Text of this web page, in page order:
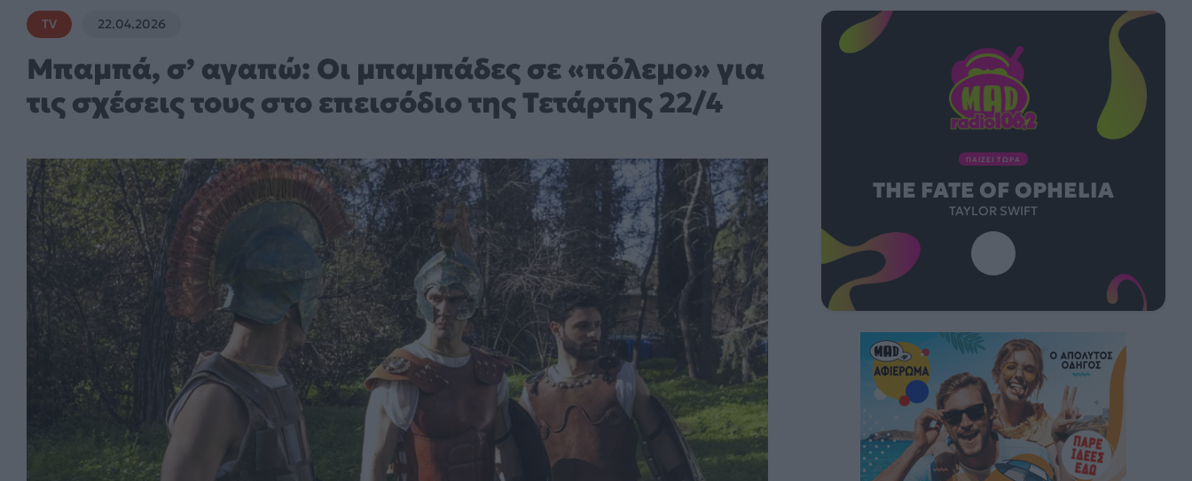
TV 22.04.2026
Μπαμπά, σ’ αγαπώ: Οι μπαμπάδες σε «πόλεμο» για
τις σχέσεις τους στο επεισόδιο της Τετάρτης 22/4
ΠΑΙΖΕΙ ΤΩΡΑ
THE FATE OF OPHELIA
TAYLOR SWIFT